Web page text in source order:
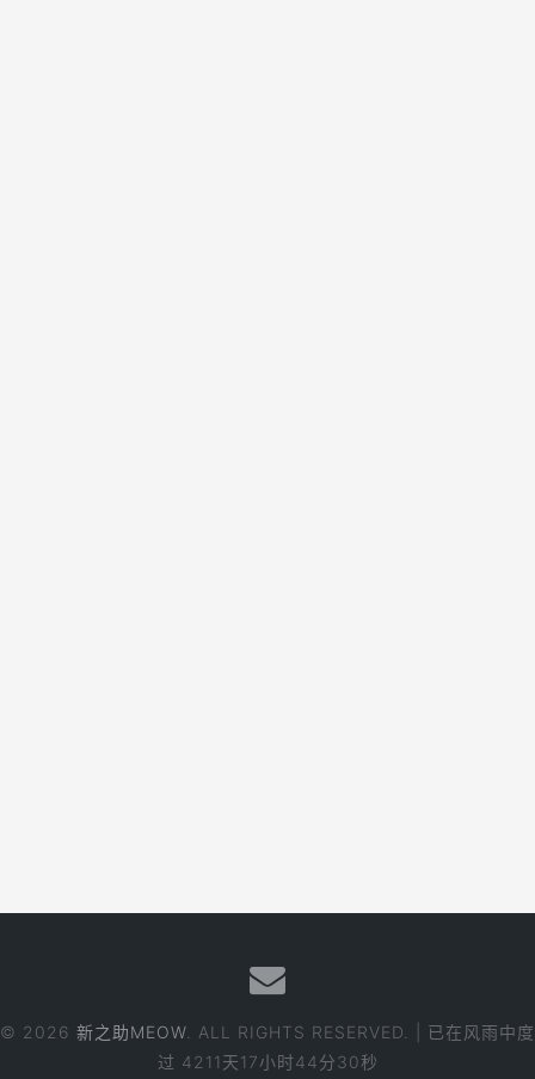
© 2026 新之助MEOW . ALL RIGHTS RESERVED. | 已在风雨中度
过 4211天17小时44分31秒